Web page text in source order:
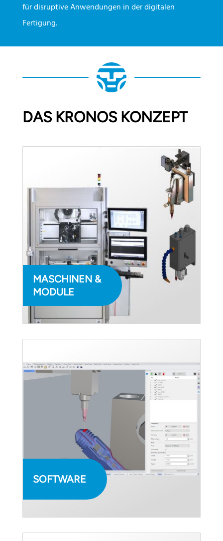
für disruptive Anwendungen in der digitalen
Fertigung.
DAS KRONOS KONZEPT
MASCHINEN &
MODULE
SOFTWARE